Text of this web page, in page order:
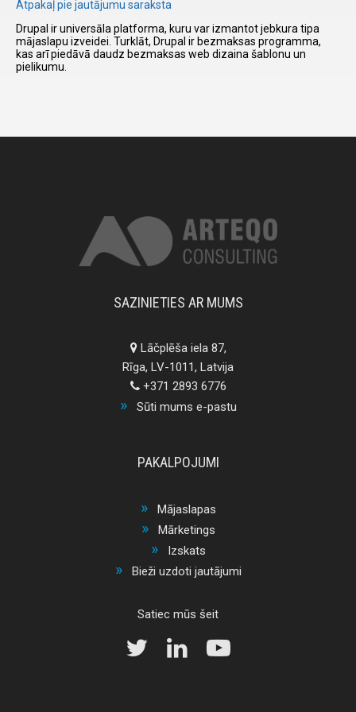
I have
read and
accept the
Atpakaļ pie jautājumu saraksta
Drupal ir universāla platforma, kuru var izmantot jebkura tipa
mājaslapu izveidei. Turklāt, Drupal ir bezmaksas programma,
kas arī piedāvā daudz bezmaksas web dizaina šablonu un
pielikumu.
SAZINIETIES AR MUMS
Lāčplēša iela 87,
Rīga, LV-1011, Latvija
+371 2893 6776
Sūti mums e-pastu
PAKALPOJUMI
Mājaslapas
Mārketings
Izskats
Bieži uzdoti jautājumi
Satiec mūs šeit